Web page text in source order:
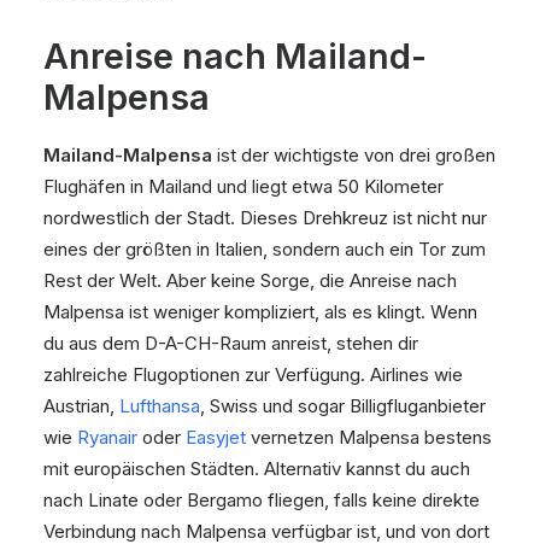
Anreise nach Mailand-
Malpensa
Mailand-Malpensa ist der wichtigste von drei großen
Flughäfen in Mailand und liegt etwa 50 Kilometer
nordwestlich der Stadt. Dieses Drehkreuz ist nicht nur
eines der größten in Italien, sondern auch ein Tor zum
Rest der Welt. Aber keine Sorge, die Anreise nach
Malpensa ist weniger kompliziert, als es klingt. Wenn
du aus dem D-A-CH-Raum anreist, stehen dir
zahlreiche Flugoptionen zur Verfügung. Airlines wie
Austrian, Lufthansa, Swiss und sogar Billigfluganbieter
wie Ryanair oder Easyjet vernetzen Malpensa bestens
mit europäischen Städten. Alternativ kannst du auch
nach Linate oder Bergamo fliegen, falls keine direkte
Verbindung nach Malpensa verfügbar ist, und von dort